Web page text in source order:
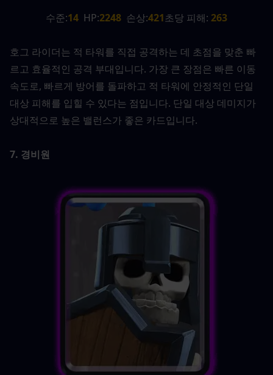
수준:14 HP:2248 손상:421초당 피해: 263
호그 라이더는 적 타워를 직접 공격하는 데 초점을 맞춘 빠
르고 효율적인 공격 부대입니다. 가장 큰 장점은 빠른 이동
속도로, 빠르게 방어를 돌파하고 적 타워에 안정적인 단일
대상 피해를 입힐 수 있다는 점입니다. 단일 대상 데미지가
상대적으로 높은 밸런스가 좋은 카드입니다.
7. 경비원